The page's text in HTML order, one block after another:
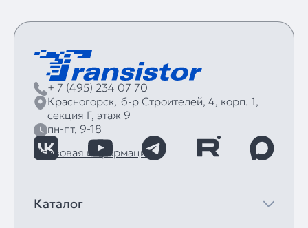
+ 7 (495) 234 07 70
Красногорск, б‑р Строителей, 4, корп. 1,
секция Г, этаж 9
пн-пт, 9-18
Правовая информация
Каталог